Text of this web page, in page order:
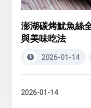
澎湖碳烤魷魚絲
與美味吃法
2026-01-14
2026-01-14